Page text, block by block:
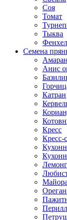
Соя
Томат
Тыква
Семена
Анис
Катран
Кресс
Кресс-